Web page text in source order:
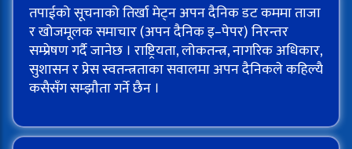
तपाईको सूचनाको तिर्खा मेट्न अपन दैनिक डट कममा ताजा
र खोजमूलक समाचार (अपन दैनिक इ–पेपर) निरन्तर
सम्प्रेषण गर्दै जानेछ । राष्ट्रियता, लोकतन्त्र, नागरिक अधिकार,
सुशासन र प्रेस स्वतन्त्रताका सवालमा अपन दैनिकले कहिल्यै
कसैसँग सम्झौता गर्ने छैन ।